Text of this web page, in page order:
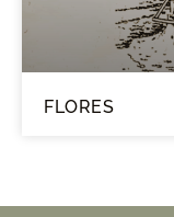
FLORES